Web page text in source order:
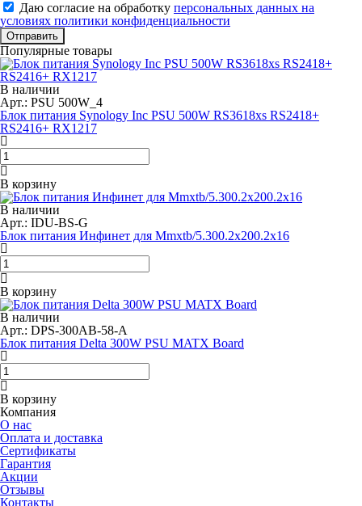
Даю согласие на обработку персональных данных на
условиях политики конфиденциальности
Отправить
Популярные товары
В наличии
Арт.: PSU 500W_4
Блок питания Synology Inc PSU 500W RS3618xs RS2418+
RS2416+ RX1217
В корзину
В наличии
Арт.: IDU-BS-G
Блок питания Инфинет для Mmxtb/5.300.2x200.2x16
В корзину
В наличии
Арт.: DPS-300AB-58-A
Блок питания Delta 300W PSU MATX Board
В корзину
Компания
О нас
Оплата и доставка
Сертификаты
Гарантия
Акции
Отзывы
Контакты